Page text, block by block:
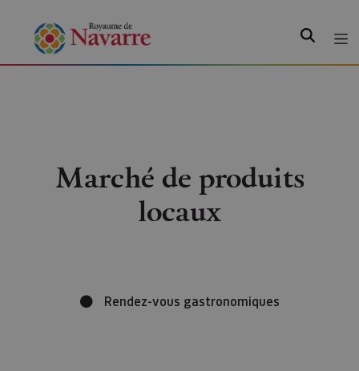
Marché de produits
locaux
Rendez-vous gastronomiques